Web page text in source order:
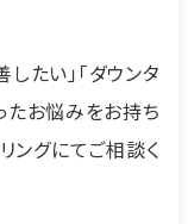
たい」「ダウンタ
たお悩みをお持ち
ングにてご相談く